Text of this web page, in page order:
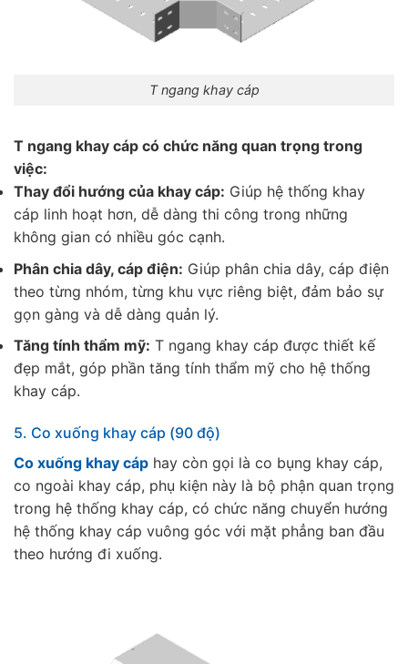
T ngang khay cáp
T ngang khay cáp có chức năng quan trọng trong
việc:
Thay đổi hướng của khay cáp: Giúp hệ thống khay
cáp linh hoạt hơn, dễ dàng thi công trong những
không gian có nhiều góc cạnh.
Phân chia dây, cáp điện: Giúp phân chia dây, cáp điện
theo từng nhóm, từng khu vực riêng biệt, đảm bảo sự
gọn gàng và dễ dàng quản lý.
Tăng tính thẩm mỹ: T ngang khay cáp được thiết kế
đẹp mắt, góp phần tăng tính thẩm mỹ cho hệ thống
khay cáp.
5. Co xuống khay cáp (90 độ)
Co xuống khay cáp hay còn gọi là co bụng khay cáp,
co ngoài khay cáp, phụ kiện này là bộ phận quan trọng
trong hệ thống khay cáp, có chức năng chuyển hướng
hệ thống khay cáp vuông góc với mặt phẳng ban đầu
theo hướng đi xuống.